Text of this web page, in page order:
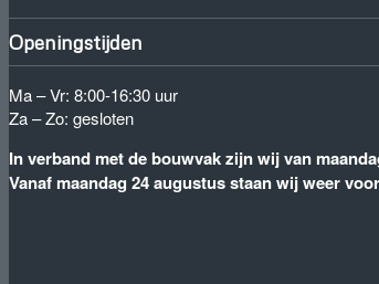
Openingstijden
Ma – Vr: 8:00-16:30 uur
Za – Zo: gesloten
In verband met de bouwvak zijn wij van
Vanaf maandag 24 augustus staan wij weer